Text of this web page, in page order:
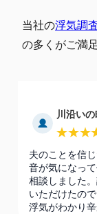
当社の浮気調
の多くがご満
川沿い
夫のことを信
音が気になっ
相談しました
いただけたの
浮気がわかり